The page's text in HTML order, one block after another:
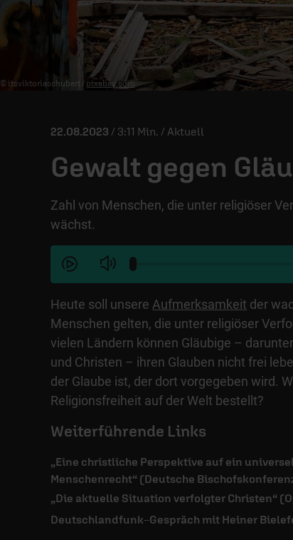
© itsviktoriaschubert / pixabay.com
22.08.2023 / 3:11 Min. / Aktuell
Gewalt gegen
Zahl von Menschen, die unter religiöser
wächst.
Heute soll unsere Aufmerksamkeit der
Menschen gelten, die unter religiöser
vielen Ländern können Gläubige –
und Christen – ihren Glauben nicht frei
der Glaube ist, der dort vorgegeben wird.
Religionsfreiheit auf der Welt bestellt?
Weiterführende Links
„Eine christliche Perspektive auf ein
Menschenrecht“ (Deutsche
„Die aktuelle Situation verfolgter Christen“
Deutschlandfunk–Gespräch mit Heiner